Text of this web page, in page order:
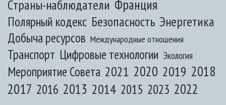
Страны-наблюдатели Франция
Полярный кодекс Безопасность Энергетика
Добыча ресурсов Международные отношения
Транспорт Цифровые технологии Экология
Мероприятие Совета 2021 2020 2019 2018
2017 2016 2013 2014 2015 2023 2022